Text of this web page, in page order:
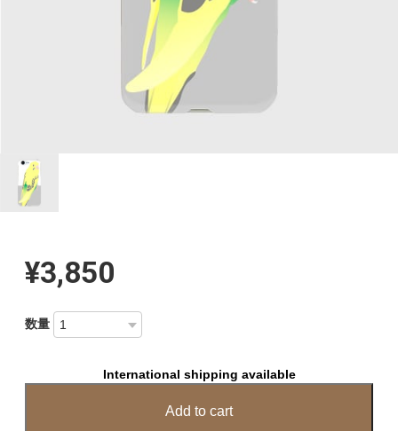
¥3,850
数量
International shipping available
Add to cart